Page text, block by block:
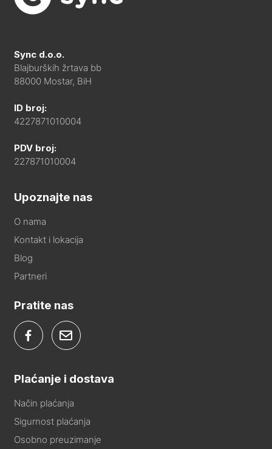
Sync d.o.o.
Blajburških žrtava bb
88000 Mostar, BiH
ID broj:
4227871010004
PDV broj:
227871010004
Upoznajte nas
O nama
Kontakt i lokacija
Blog
Partneri
Pratite nas
Plaćanje i dostava
Način plaćanja
Sigurnost plaćanja
Osobno preuzimanje